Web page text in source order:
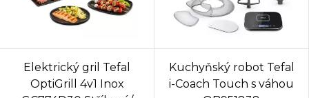
Elektrický gril Tefal
OptiGrill 4v1 Inox
Kuchyňský robot Tefal
i-Coach Touch s váhou